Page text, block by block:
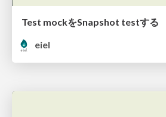
Test mockをSnapshot testする
eiel